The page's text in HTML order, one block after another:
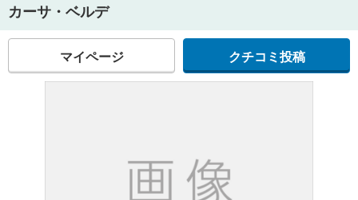
カーサ・ベルデ
マイページ クチコミ投稿